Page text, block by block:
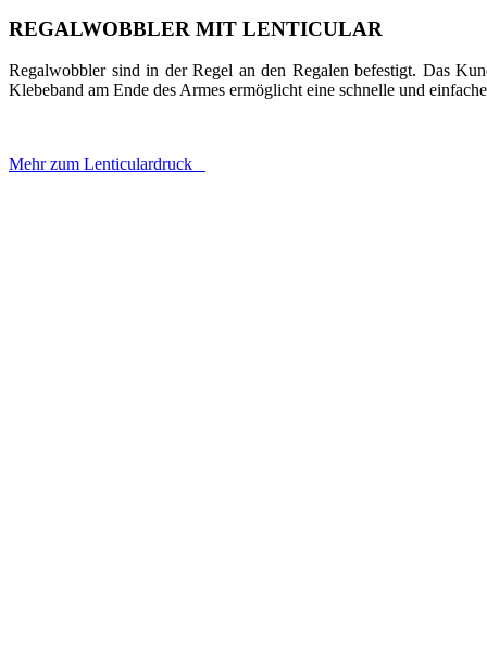
REGALWOBBLER MIT LENTICULAR
Regalwobbler sind in der Regel an den Regalen befestigt. Das
Klebeband am Ende des Armes ermöglicht eine schnelle und
Mehr zum Lenticulardruck